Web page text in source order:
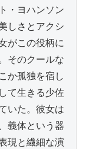
・ヨハンソン
しさとアクシ
がこの役柄に
そのクールな
か孤独を宿し
て生きる少佐
いた。彼女は
義体という器
現と繊細な演